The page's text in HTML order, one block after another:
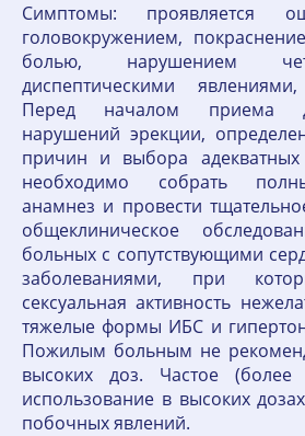
Симптомы: проявляется
головокружением,
болью, нарушением
диспептическими
Перед началом приема
нарушений эрекции,
причин и выбора
необходимо собрать
анамнез и провести
общеклиническое
больных с сопутствующими
заболеваниями, при
сексуальная активность
тяжелые формы ИБС и
Пожилым больным не
высоких доз. Частое
использование в высоких
побочных явлений.